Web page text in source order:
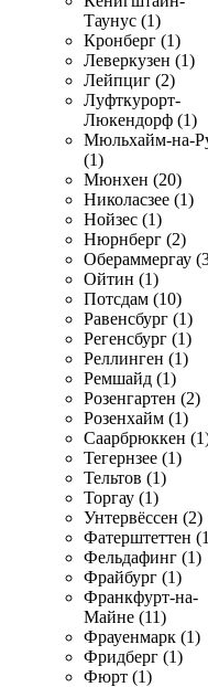
Таунус (1)
Кронберг (1)
Леверкузен (1)
Лейпциг (2)
Луфткурорт-
Люкендорф (1)
Мюльхайм-на-
(1)
Мюнхен (20)
Николасзее (1)
Нойзес (1)
Нюрнберг (2)
Обераммергау
Ойтин (1)
Потсдам (10)
Равенсбург (1)
Регенсбург (1)
Реллинген (1)
Ремшайд (1)
Розенгартен (2)
Розенхайм (1)
Саарбрюккен
Тегернзее (1)
Тельтов (1)
Торгау (1)
Унтервёссен (2)
Фатерштеттен
Фельдафинг (1)
Фрайбург (1)
Франкфурт-на-
Майне (11)
Фрауенмарк (1)
Фридберг (1)
Фюрт (1)